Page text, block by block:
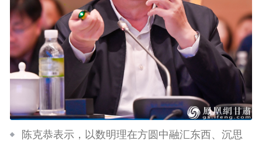
陈克恭表示，以数明理在方圆中融汇东西、沉思